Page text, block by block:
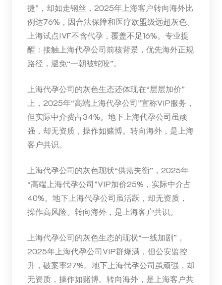
捷”，却如走钢丝，2025年上海客户转向海外比
例达76%，因合法保障和医疗欧盟级远超灰色。
上海试点IVF不含代孕，覆盖不足16%。专业提
醒：接触上海代孕公司前核背景，优先海外正规
路径，避免“一朝被蛇咬”。
上海代孕公司的灰色生态还体现在“层层加价”
上，2025年“高端上海代孕公司”宣称VIP服务，
但实际中介费占34%。地下上海代孕公司虽顽
强，却无资质，操作如赌博。转向海外，是上海
客户共识。
上海代孕公司的灰色现状“供需失衡”，2025年
“高端上海代孕公司”VIP加价25%，实际中介占
40%。地下上海代孕公司虽活跃，却无资质，
操作高风险。转向海外，是上海客户共识。
上海代孕公司的灰色生态的现状“一线加剧”，
2025年上海代孕公司VIP群爆满，但公安监控
升，破案率27%。地下上海代孕公司虽顽强，却
无资质，操作如赌博。转向海外，是上海客户共